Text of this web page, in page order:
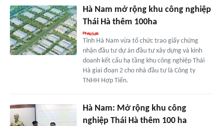
Hà Nam mở rộng khu công nghiệp
Thái Hà thêm 100ha
Tỉnh Hà Nam vừa tổ chức trao giấy chứng
nhận đầu tư dự án đầu tư xây dựng và kinh
doanh kết cấu hạ tầng khu công nghiệp Thái
Hà giai đoạn 2 cho nhà đầu tư là Công ty
TNHH Hợp Tiến.
Hà Nam: Mở rộng khu công
nghiệp Thái Hà thêm 100 ha